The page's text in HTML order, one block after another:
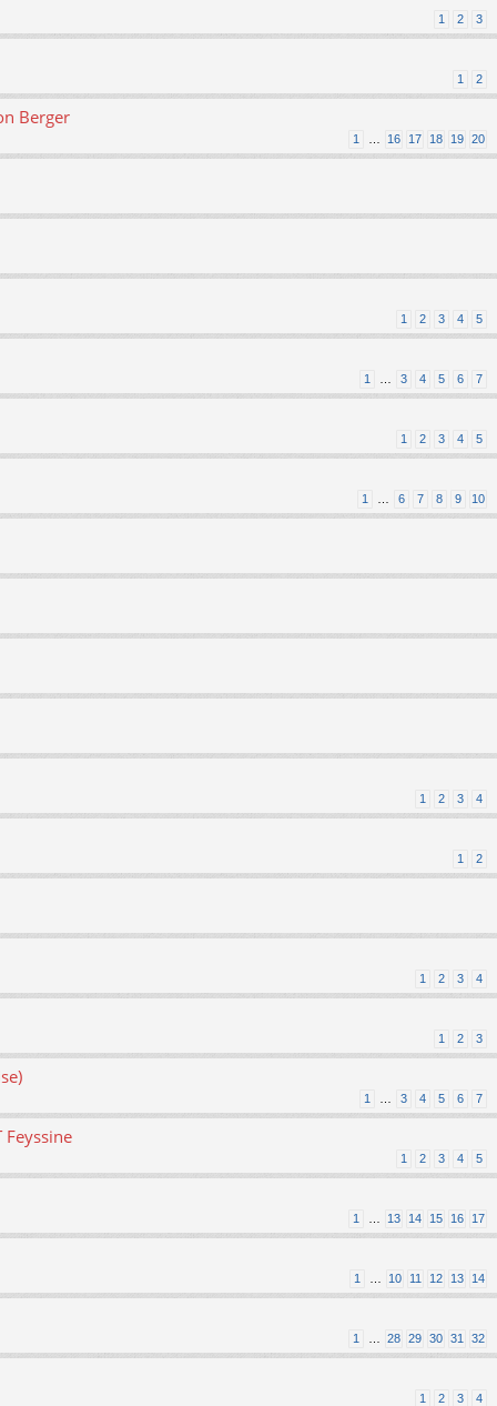
1 2 3
1 2
Berger
1 16 17 18 19 20
1 2 3 4 5
1 3 4 5 6 7
1 2 3 4 5
1 6 7 8 9 10
1 2 3 4
1 2
1 2 3 4
1 2 3
1 3 4 5 6 7
Feyssine
1 2 3 4 5
1 13 14 15 16 17
1 10 11 12 13 14
1 28 29 30 31 32
1 2 3 4